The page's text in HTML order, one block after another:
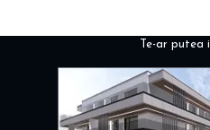
Te-ar putea